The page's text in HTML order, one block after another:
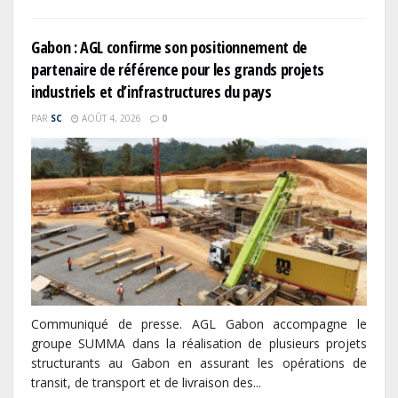
Gabon : AGL confirme son positionnement de
partenaire de référence pour les grands projets
industriels et d’infrastructures du pays
PAR SC AOÛT 4, 2026 0
Communiqué de presse. AGL Gabon accompagne le
groupe SUMMA dans la réalisation de plusieurs projets
structurants au Gabon en assurant les opérations de
transit, de transport et de livraison des...